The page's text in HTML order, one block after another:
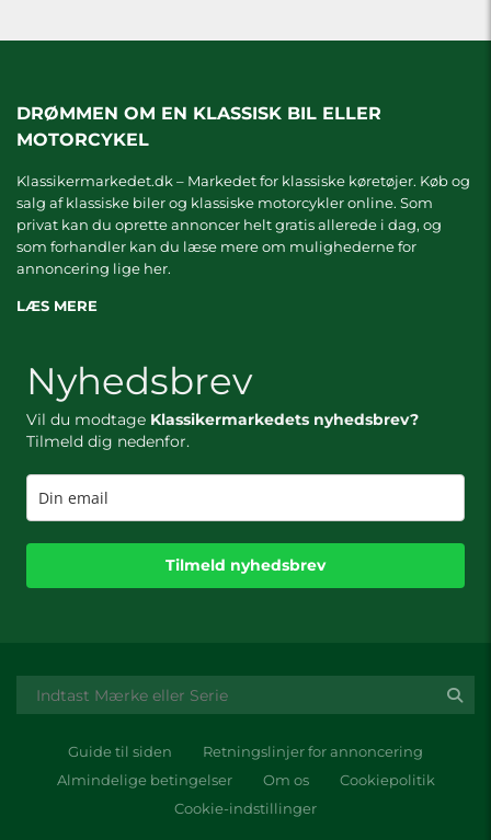
DRØMMEN OM EN KLASSISK BIL ELLER
MOTORCYKEL
Klassikermarkedet.dk – Markedet for klassiske køretøjer. Køb og
salg af klassiske biler og klassiske motorcykler online. Som
privat kan du oprette annoncer helt gratis allerede i dag, og
som forhandler kan du læse mere om mulighederne for
annoncering lige her.
LÆS MERE
Nyhedsbrev
Vil du modtage Klassikermarkedets nyhedsbrev?
Tilmeld dig nedenfor.
Tilmeld nyhedsbrev
Guide til siden
Retningslinjer for annoncering
Almindelige betingelser
Om os
Cookiepolitik
Cookie-indstillinger